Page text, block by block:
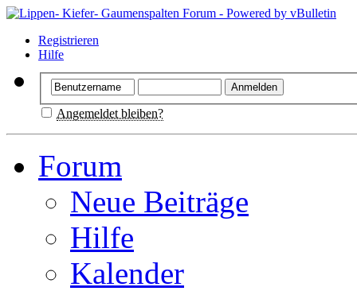
Registrieren
Hilfe
Angemeldet bleiben?
Forum
Neue Beiträge
Hilfe
Kalender